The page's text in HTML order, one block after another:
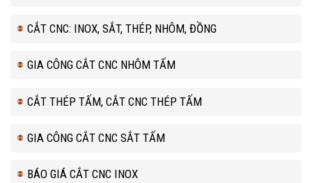
CẮT CNC: INOX, SẮT, THÉP, NHÔM, ĐỒNG
GIA CÔNG CẮT CNC NHÔM TẤM
CẮT THÉP TẤM, CẮT CNC THÉP TẤM
GIA CÔNG CẮT CNC SẮT TẤM
BÁO GIÁ CẮT CNC INOX